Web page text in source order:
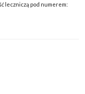
leczniczą pod numerem: